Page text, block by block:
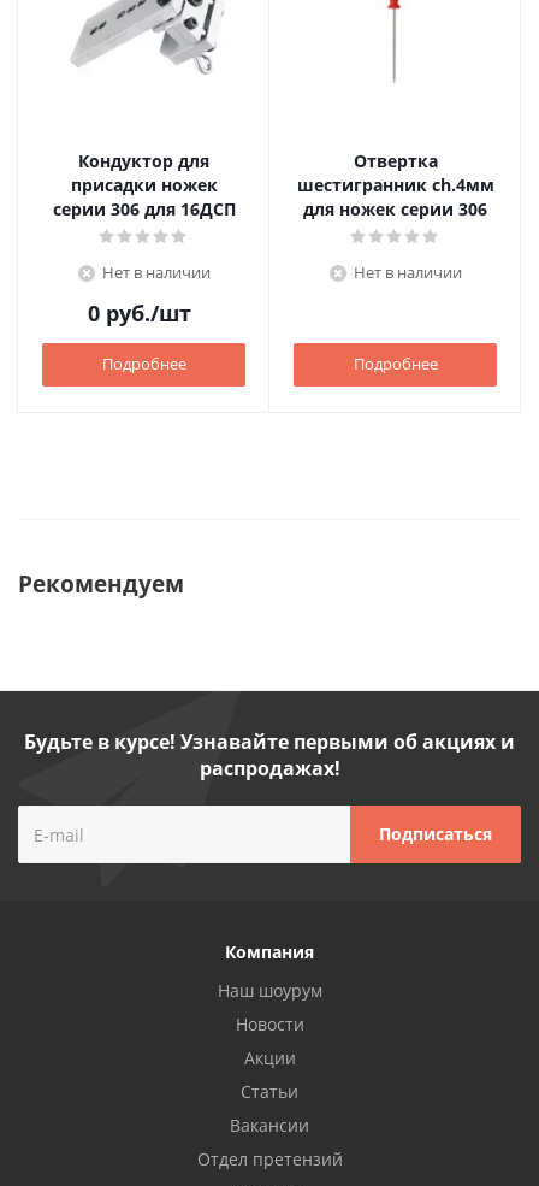
Кондуктор для
присадки ножек
серии 306 для 16ДСП
Нет в наличии
0 руб./шт
Подробнее
Отвертка
шестигранник ch.4мм
для ножек серии 306
Нет в наличии
Подробнее
Рекомендуем
Будьте в курсе! Узнавайте первыми об акциях и
распродажах!
Компания
Наш шоурум
Новости
Акции
Статьи
Вакансии
Отдел претензий